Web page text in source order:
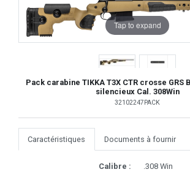
Tap to expand
Pack carabine TIKKA T3X CTR crosse GRS
silencieux Cal. 308Win
32102247PACK
Caractéristiques Documents à fournir
Calibre :
.308 Win